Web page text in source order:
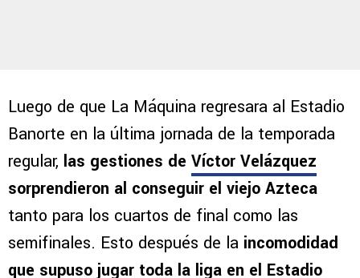
Luego de que La Máquina regresara al Estadio
Banorte en la última jornada de la temporada
regular, las gestiones de Víctor Velázquez
sorprendieron al conseguir el viejo Azteca
tanto para los cuartos de final como las
semifinales. Esto después de la incomodidad
que supuso jugar toda la liga en el Estadio